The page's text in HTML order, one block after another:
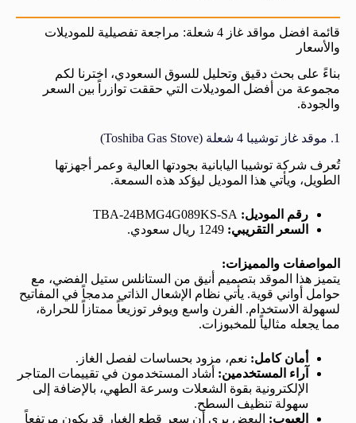
قائمة افضل مواقد غاز 4 شعلة: مراجعة تفصيلية للموديلات
والأسعار
بناءً على بحث دقيق وتحليل للسوق السعودي، اخترنا لكم
مجموعة من أفضل الموديلات التي حققت توازراً بين السعر
والجودة.
1. موقد غاز توشيبا 4 شعلة (Toshiba Gas Stove)
تُعرف شركة توشيبا اليابانية بجودتها العالية وعمر أجهزتها
الطويل، ويأتي هذا الموديل ليؤكد هذه السمعة.
رقم الموديل:
السعر التقريبي:
المواصفات والمميزات:
يتميز هذا الموقد بتصميم أنيق من الستانلس ستيل الفضي، مع
حوامل أواني قوية. يأتي نظام الإشعال الذاتي مدمجاً في المفاتيح
لسهولة الاستخدام. الفرن واسع ويوفر توزيعاً ممتازاً للحرارة،
مما يجعله مثالياً للمخبوزات.
أمان كامل: نعم، مزود بحساسات لفصل الغاز.
آراء المستخدمين: أشاد المستخدمون في تقييمات المتاجر
الإلكترونية بقوة الشعلات وسرعة الطهي، بالإضافة إلى
سهولة تنظيف السطح.
العيوب: البعض يرى أن سعر قطع الغيار قد يكون مرتفعاً